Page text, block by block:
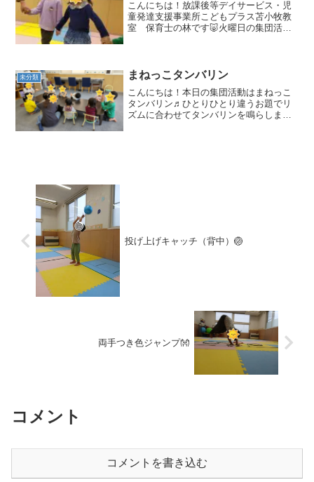
こんにちは！放課後等デイサービス・児
童発達支援事業所こどもプラス苫小牧教
室 保育士の林です🐷火曜日の集団活動
踊りました！スタッフを見...
未分類 まねっこタンバリン
こんにちは！本日の集団活動はまねっこ
タンバリン♬ひとりひとり違うお題でリ
ズムに合わせてタンバリンを鳴らします♪
投げ上げキャッチ（背中）🏐
両手つき色ジャンプ👐
コメント
コメントを書き込む